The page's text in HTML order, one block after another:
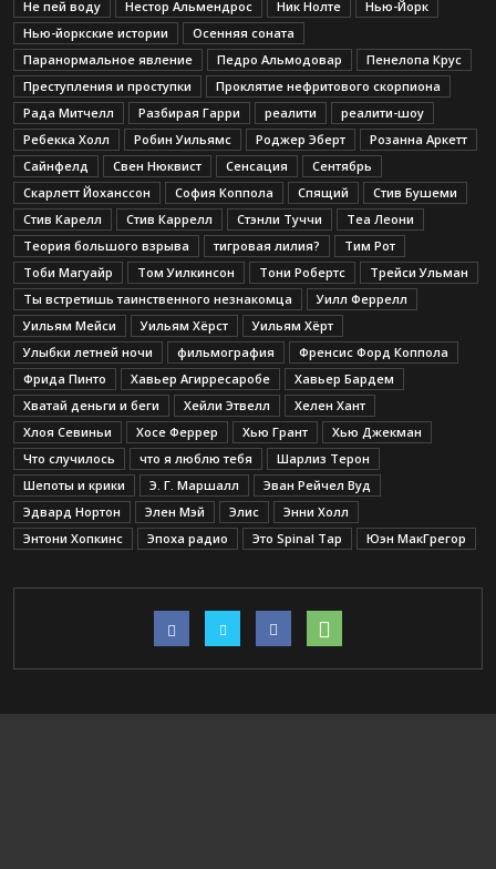
Не пей воду Нестор Альмендрос Ник Нолте
Нью-Йорк
Нью-йоркские истории
Осенняя соната
Паранормальное явление
Педро Альмодовар
Пенелопа Крус
Преступления и проступки
Проклятие нефритового скорпиона
Рада Митчелл
Разбирая Гарри реалити
реалити-шоу
Ребекка Холл
Робин Уильямс Роджер Эберт
Розанна Аркетт
Сайнфелд
Свен Нюквист Сенсация
Сентябрь
Скарлетт Йоханссон
София Коппола Спящий
Стив Бушеми
Стив Карелл
Стив Каррелл Стэнли Туччи
Теа Леони
Теория большого взрыва
тигровая лилия?
Тим Рот
Тоби Магуайр
Том Уилкинсон Тони Робертс
Трейси Ульман
Ты встретишь таинственного незнакомца
Уилл Феррелл
Уильям Мейси
Уильям Хёрст
Уильям Хёрт
Улыбки летней ночи
фильмография
Френсис Форд Коппола
Фрида Пинто
Хавьер Агирресаробе
Хавьер Бардем
Хватай деньги и беги
Хейли Этвелл
Хелен Хант
Хлоя Севиньи
Хосе Феррер Хью Грант
Хью Джекман
Что случилось
что я люблю тебя
Шарлиз Терон
Шепоты и крики
Э. Г. Маршалл
Эван Рейчел Вуд
Эдвард Нортон
Элен Мэй Элис
Энни Холл
Энтони Хопкинс
Эпоха радио Это Spinal Tap Юэн МакГрегор